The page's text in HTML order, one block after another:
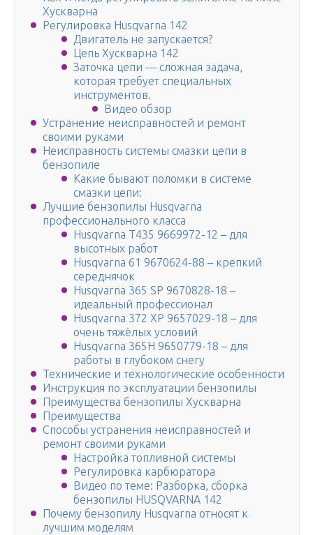
Хускварна
Регулировка Husqvarna 142
Двигатель не запускается?
Цепь Хускварна 142
Заточка цепи — сложная задача,
которая требует специальных
инструментов.
Видео обзор
Устранение неисправностей и ремонт
своими руками
Неисправность системы смазки цепи в
бензопиле
Какие бывают поломки в системе
смазки цепи:
Лучшие бензопилы Husqvarna
профессионального класса
Husqvarna T435 9669972-12 – для
высотных работ
Husqvarna 61 9670624-88 – крепкий
середнячок
Husqvarna 365 SP 9670828-18 –
идеальный профессионал
Husqvarna 372 XP 9657029-18 – для
очень тяжёлых условий
Husqvarna 365H 9650779-18 – для
работы в глубоком снегу
Технические и технологические особенности
Инструкция по эксплуатации бензопилы
Преимущества бензопилы Хускварна
Преимущества
Способы устранения неисправностей и
ремонт своими руками
Настройка топливной системы
Регулировка карбюратора
Видео по теме: Разборка, сборка
бензопилы HUSQVARNA 142
Почему бензопилу Husqvarna относят к
лучшим моделям